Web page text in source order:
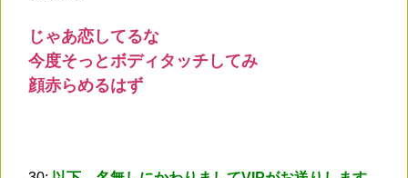
じゃあ恋してるな
今度そっとボディタッチしてみ
顔赤らめるはず